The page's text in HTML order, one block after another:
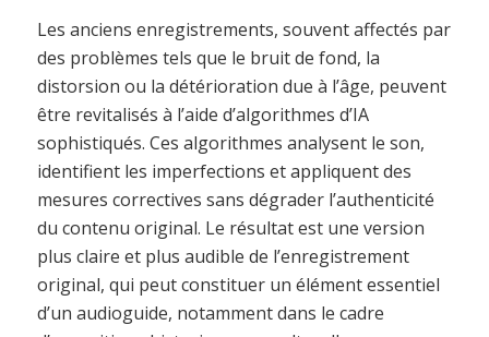
Les anciens enregistrements, souvent affectés par
des problèmes tels que le bruit de fond, la
distorsion ou la détérioration due à l’âge, peuvent
être revitalisés à l’aide d’algorithmes d’IA
sophistiqués. Ces algorithmes analysent le son,
identifient les imperfections et appliquent des
mesures correctives sans dégrader l’authenticité
du contenu original. Le résultat est une version
plus claire et plus audible de l’enregistrement
original, qui peut constituer un élément essentiel
d’un audioguide, notamment dans le cadre